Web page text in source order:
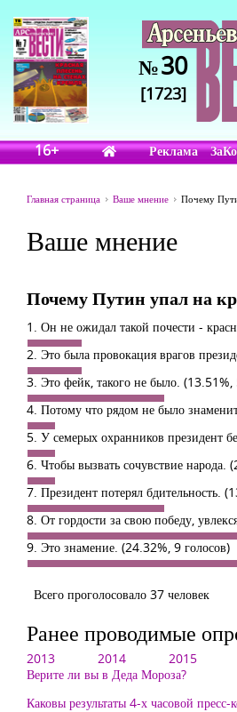
№30
[1723]
16+ Реклама
Главная страница Ваше мнение Почему
Ваше мнение
Почему Путин упал на
1. Он не ожидал такой почести -
2. Это была провокация врагов
3. Это фейк, такого не было. (13.51%,
4. Потому что рядом не было
5. У семерых охранников президент
6. Чтобы вызвать сочувствие народа.
7. Президент потерял бдительность.
8. От гордости за свою победу,
9. Это знамение. (24.32%, 9 голосов)
Всего проголосовало 37 человек
Ранее проводимые
2013 2014 2015
Верите ли вы в Деда Мороза?
Каковы результаты 4-х часовой